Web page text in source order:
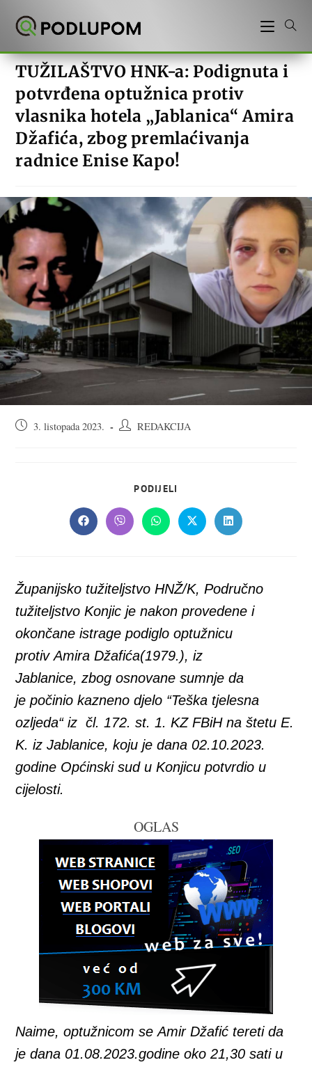
TUŽILAŠTVO HNK-a: Podignuta i
potvrđena optužnica protiv
vlasnika hotela „Jablanica“ Amira
Džafića, zbog premlaćivanja
radnice Enise Kapo!
Objava3. listopada 2023.
AutorREDAKCIJA
PODIJELI
CONTENT
Opens
in
Opens
in
Opens
in
Opens
in
Opens
in
Županijsko tužiteljstvo HNŽ/K, Područno
tužiteljstvo Konjic je nakon provedene i
okončane istrage podiglo optužnicu
protiv Amira Džafića(1979. ), iz
Jablanice,zbog osnovane sumnje da
jepočinio kazneno djelo “Teška tjelesna
ozljeda“ iz čl. 172. st. 1. KZ FBiH na štetu E.
K. iz Jablanice, koju je dana 02.10.2023.
godine Općinski sud u Konjicupotvrdio u
cijelosti.
OGLAS
Naime, optužnicom seAmir Džafić tereti da
jedana 01.08.2023.godine oko 21,30 sati u